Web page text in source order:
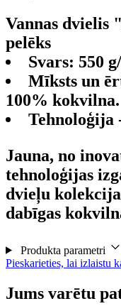
Vannas dvielis
pelēks
Svars: 550
Mīksts un
100% kokvilna.
Tehnoloģija
Jauna, no
tehnoloģijas
dvieļu
dabīgas
Produkta parametri
Pieskarieties, lai izlaistu
Jums varētu